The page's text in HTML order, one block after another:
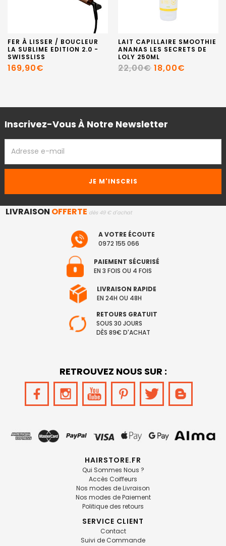
FER À LISSER / BOUCLEUR
LA SUBLIME EDITION 2.0 -
SWISSLISS
169,90€
LAIT CAPILLAIRE SMOOTHIE
ANANAS LES SECRETS DE
LOLY 250ML
22,00€ 18,00€
Inscrivez-Vous À Notre Newsletter
EMAIL
LIVRAISON OFFERTE dès 49 € d'achat
A VOTRE ÉCOUTE
0972 155 066
PAIEMENT SÉCURISÉ
EN 3 FOIS OU 4 FOIS
LIVRAISON RAPIDE
EN 24H OU 48H
RETOURS GRATUIT
SOUS 30 JOURS
DÈS 89€ D'ACHAT
RETROUVEZ NOUS SUR :
HAIRSTORE.FR
Qui Sommes Nous ?
Accès Coiffeurs
Nos modes de Livraison
Nos modes de Paiement
Politique des retours
SERVICE CLIENT
Contact
Suivi de Commande